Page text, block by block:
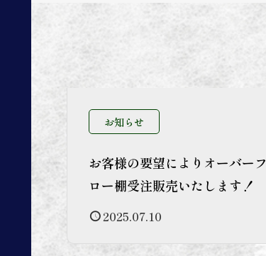
お知らせ
お客様の要望によりオーバーフ
ロー棚受注販売いたします！
2025.07.10